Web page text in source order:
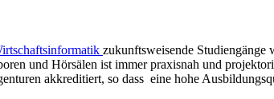
zukunftsweisende Studiengänge
und Hörsälen ist immer praxisnah und
akkreditiert, so dass eine hohe